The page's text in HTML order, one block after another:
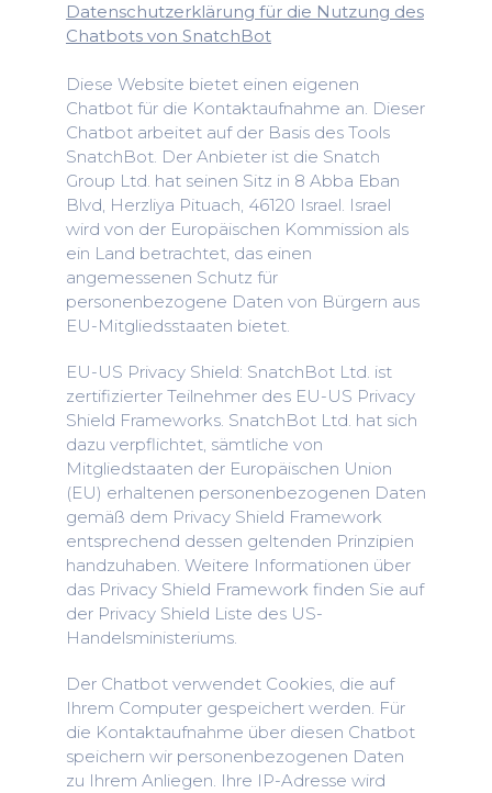
Datenschutzerklärung für die Nutzung des
Chatbots von SnatchBot
Diese Website bietet einen eigenen
Chatbot für die Kontaktaufnahme an. Dieser
Chatbot arbeitet auf der Basis des Tools
SnatchBot. Der Anbieter ist die Snatch
Group Ltd. hat seinen Sitz in 8 Abba Eban
Blvd, Herzliya Pituach, 46120 Israel. Israel
wird von der Europäischen Kommission als
ein Land betrachtet, das einen
angemessenen Schutz für
personenbezogene Daten von Bürgern aus
EU-Mitgliedsstaaten bietet.
EU-US Privacy Shield: SnatchBot Ltd. ist
zertifizierter Teilnehmer des EU-US Privacy
Shield Frameworks. SnatchBot Ltd. hat sich
dazu verpflichtet, sämtliche von
Mitgliedstaaten der Europäischen Union
(EU) erhaltenen personenbezogenen Daten
gemäß dem Privacy Shield Framework
entsprechend dessen geltenden Prinzipien
handzuhaben. Weitere Informationen über
das Privacy Shield Framework finden Sie auf
der Privacy Shield Liste des US-
Handelsministeriums.
Der Chatbot verwendet Cookies, die auf
Ihrem Computer gespeichert werden. Für
die Kontaktaufnahme über diesen Chatbot
speichern wir personenbezogenen Daten
zu Ihrem Anliegen. Ihre IP-Adresse wird